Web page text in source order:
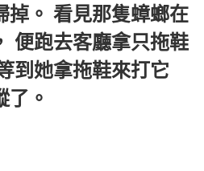
掉。 看見那隻蟑螂在
便跑去客廳拿只拖鞋
到她拿拖鞋來打它
了。